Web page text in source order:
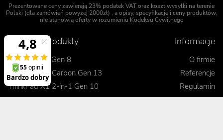
Prezentowane ceny zawierają 23% podatek VAT oraz koszt wysyłki na terenie
Polski (dla zamówień powyżej 2000zł) , a opisy, specyfikacje i ceny produktów,
nie stanowią oferty w rozumieniu Kodeksu Cywilnego
Polecane produkty
ThinkPad P1 Gen 8
ThinkPad X1 Carbon Gen 13
ThinkPad X1 2-in-1 Gen 10
ThinkPad T14 Gen 6
Informacje
O firmie
Referencje
Regulamin
Opinie o Digitmedia